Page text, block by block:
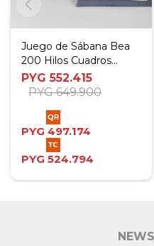
Juego de Sábana Bea
200 Hilos Cuadros
Azules - Full
PYG 552.415
PYG 649.900
PYG 497.174
PYG 524.794